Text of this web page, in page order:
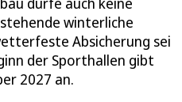
winterliche
Absicherung sei
der Sporthallen gibt
2027 an.